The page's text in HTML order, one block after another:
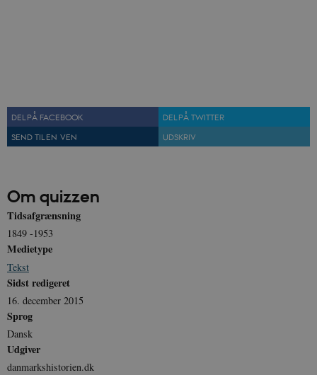
DEL PÅ FACEBOOK
DEL PÅ TWITTER
SEND TIL EN VEN
UDSKRIV
Om quizzen
Tidsafgrænsning
1849 -1953
Medietype
Tekst
Sidst redigeret
16. december 2015
Sprog
Dansk
Udgiver
danmarkshistorien.dk